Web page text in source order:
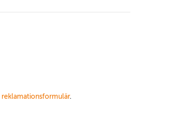
reklamationsformulär.